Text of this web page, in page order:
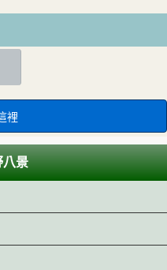
八景